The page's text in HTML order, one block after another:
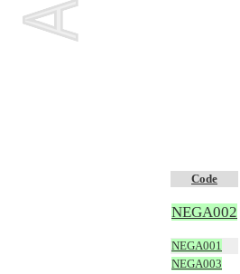
Code
NEGA002
NEGA001
NEGA003